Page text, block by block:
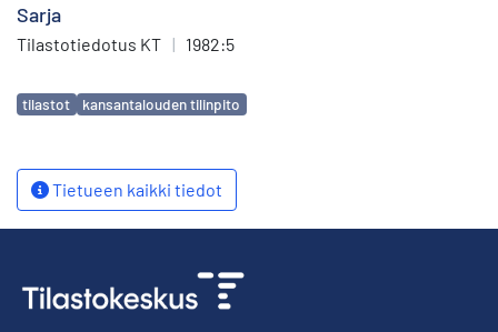
Sarja
Tilastotiedotus KT | 1982:5
Avainsanat
tilastot kansantalouden tilinpito
Tietueen kaikki tiedot